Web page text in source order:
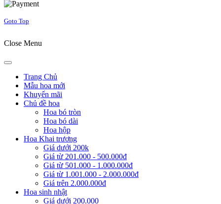
Goto Top
Close Menu
Trang Chủ
Mẫu hoa mới
Khuyến mãi
Chủ đề hoa
Hoa bó tròn
Hoa bó dài
Hoa hộp
Hoa Khai trương
Giá dưới 200k
Giá từ 201.000 - 500.000đ
Giá từ 501.000 - 1.000.000đ
Giá từ 1.001.000 - 2.000.000đ
Giá trên 2.000.000đ
Hoa sinh nhật
Giá dưới 200.000